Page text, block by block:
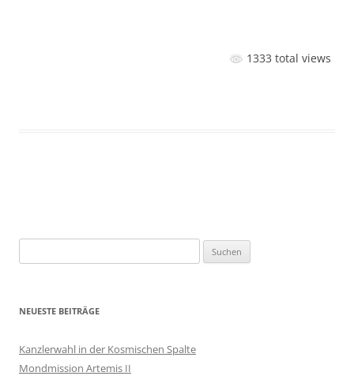
1333 total views
nach:
NEUESTE BEITRÄGE
Kanzlerwahl in der Kosmischen Spalte
Mondmission Artemis II